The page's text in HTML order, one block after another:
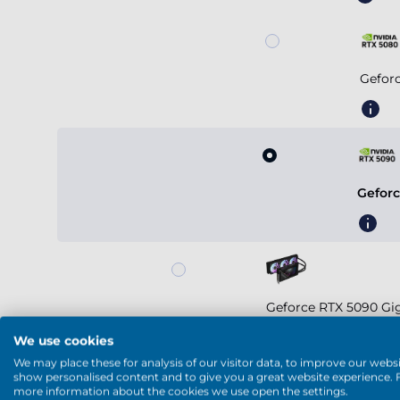
Geforce RTX 5090
Voir plus
We use cookies
We may place these for analysis of our visitor data, to improve our
show personalised content and to give you a great website experience.
more information about the cookies we use open the settings.